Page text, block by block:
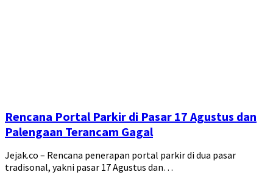
Rencana Portal Parkir di Pasar 17 Agustus dan
Palengaan Terancam Gagal
Jejak.co – Rencana penerapan portal parkir di dua pasar
tradisonal, yakni pasar 17 Agustus dan…